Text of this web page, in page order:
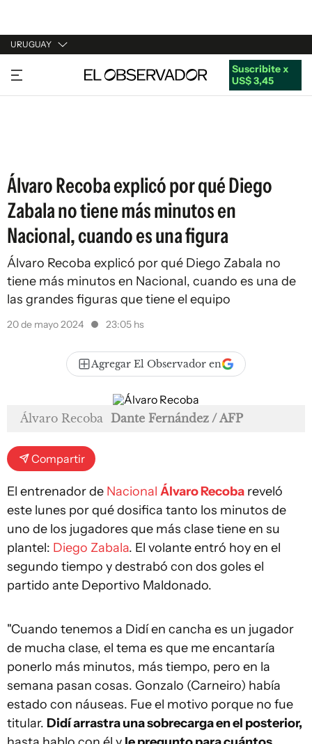
URUGUAY
URUGUAY
ARGENTINA
Suscribite x
US$ 3,45
Álvaro Recoba explicó por qué Diego
Zabala no tiene más minutos en
Nacional, cuando es una figura
Álvaro Recoba explicó por qué Diego Zabala no
tiene más minutos en Nacional, cuando es una de
las grandes figuras que tiene el equipo
20 de mayo 2024 23:05 hs
Agregar El Observador en
Álvaro Recoba Dante Fernández / AFP
Compartir
El entrenador de Nacional Álvaro Recoba reveló
este lunes por qué dosifica tanto los minutos de
uno de los jugadores que más clase tiene en su
plantel: Diego Zabala. El volante entró hoy en el
segundo tiempo y destrabó con dos goles el
partido ante Deportivo Maldonado.
"Cuando tenemos a Didí en cancha es un jugador
de mucha clase, el tema es que me encantaría
ponerlo más minutos, más tiempo, pero en la
semana pasan cosas. Gonzalo (Carneiro) había
estado con náuseas. Fue el motivo porque no fue
titular. Didí arrastra una sobrecarga en el posterior,